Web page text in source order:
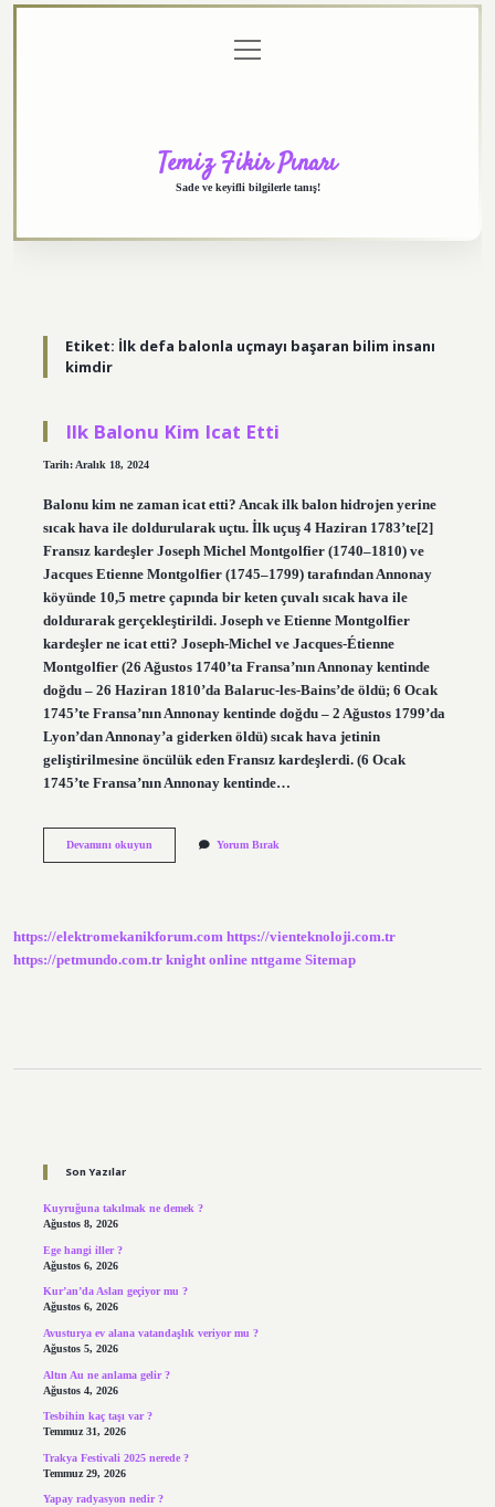
menüyü
aç
Temiz Fikir Pınarı
Sade ve keyifli bilgilerle tanış!
Etiket: İlk defa balonla uçmayı başaran bilim insanı
kimdir
Ilk Balonu Kim Icat Etti
Tarih: Aralık 18, 2024
Balonu kim ne zaman icat etti? Ancak ilk balon hidrojen yerine
sıcak hava ile doldurularak uçtu. İlk uçuş 4 Haziran 1783’te[2]
Fransız kardeşler Joseph Michel Montgolfier (1740–1810) ve
Jacques Etienne Montgolfier (1745–1799) tarafından Annonay
köyünde 10,5 metre çapında bir keten çuvalı sıcak hava ile
doldurarak gerçekleştirildi. Joseph ve Etienne Montgolfier
kardeşler ne icat etti? Joseph-Michel ve Jacques-Étienne
Montgolfier (26 Ağustos 1740’ta Fransa’nın Annonay kentinde
doğdu – 26 Haziran 1810’da Balaruc-les-Bains’de öldü; 6 Ocak
1745’te Fransa’nın Annonay kentinde doğdu – 2 Ağustos 1799’da
Lyon’dan Annonay’a giderken öldü) sıcak hava jetinin
geliştirilmesine öncülük eden Fransız kardeşlerdi. (6 Ocak
1745’te Fransa’nın Annonay kentinde…
Devamını okuyunIlk
Yorum Bırak
https://elektromekanikforum.com https://vienteknoloji.com.tr
https://petmundo.com.tr knight online nttgame Sitemap
Son Yazılar
Kuyruğuna takılmak ne demek ?
Ağustos 8, 2026
Ege hangi iller ?
Ağustos 6, 2026
Kur’an’da Aslan geçiyor mu ?
Ağustos 6, 2026
Avusturya ev alana vatandaşlık veriyor mu ?
Ağustos 5, 2026
Altın Au ne anlama gelir ?
Ağustos 4, 2026
Tesbihin kaç taşı var ?
Temmuz 31, 2026
Trakya Festivali 2025 nerede ?
Temmuz 29, 2026
Yapay radyasyon nedir ?